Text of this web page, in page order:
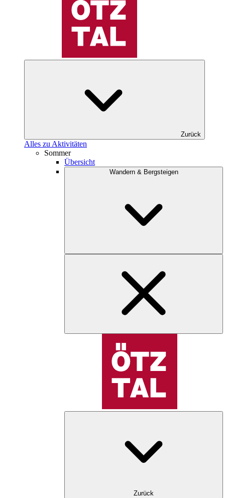
Zurück
Alles zu Aktivitäten
Sommer
Übersicht
Wandern & Bergsteigen
Zurück